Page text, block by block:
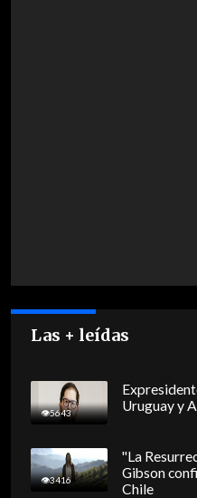
Las + leídas
5643
Uruguay y
3416
"La
Gibson
Chile